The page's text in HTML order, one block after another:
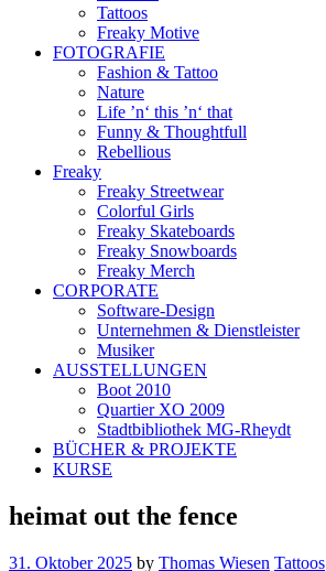
Tattoos
Freaky Motive
FOTOGRAFIE
Fashion & Tattoo
Nature
Life ’n‘ this ’n‘ that
Funny & Thoughtfull
Rebellious
Freaky
Freaky Streetwear
Colorful Girls
Freaky Skateboards
Freaky Snowboards
Freaky Merch
CORPORATE
Software-Design
Unternehmen & Dienstleister
Musiker
AUSSTELLUNGEN
Boot 2010
Quartier XO 2009
Stadtbibliothek MG-Rheydt
BÜCHER & PROJEKTE
KURSE
heimat out the fence
31. Oktober 2025 by Thomas Wiesen Tattoos